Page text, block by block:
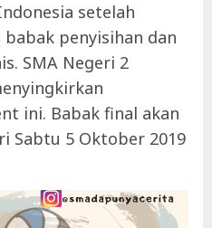
setelah
penyisihan dan
SMA Negeri 2
ini. Babak final akan
Sabtu 5 Oktober 2019